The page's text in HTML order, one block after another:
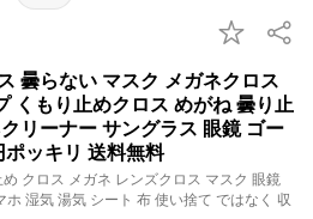
曇らない マスク メガネクロス
くもり止めクロス めがね 曇り止
リーナー サングラス 眼鏡 ゴー
ッキリ 送料無料
クロス メガネ レンズクロス マスク 眼鏡
湿気 湯気 シート 布 使い捨て ではなく 収